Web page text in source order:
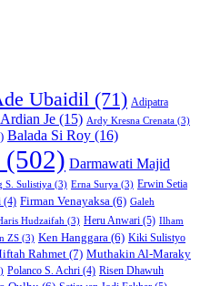
Ubaidil (71) Adipatra
Ardian Je (15) Ardy Kresna Crenata (3)
Balada Si Roy (16)
(502) Darmawati Majid
S. Sulistiya (3) Erna Surya (3) Erwin Setia
(4) Firman Venayaksa (6) Galeh
Hudzaifah (3) Heru Anwari (5) Ilham
ZS (3) Ken Hanggara (6) Kiki Sulistyo
Rahmet(7) Muthakin Al-Maraky
Polanco S. Achri (4) Risen Dhawuh